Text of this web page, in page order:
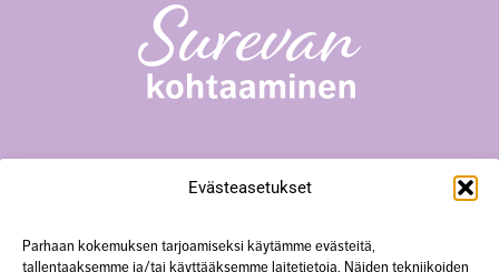
Evästeasetukset
Parhaan kokemuksen tarjoamiseksi käytämme evästeitä,
tallentaaksemme ja/tai käyttääksemme laitetietoja. Näiden tekniikoiden
Yliopistonkatu 23 A18, 40100 Jyväskylä
hanke@surevankohtaaminen.fi